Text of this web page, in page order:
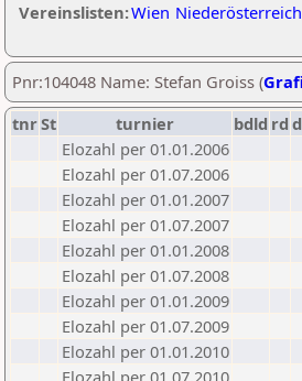
Vereinslisten:Wien Niederösterreich
Pnr:104048 Name: Stefan Groiss (
tnrSt turnier bdld rd
Elozahl per 01.01.2006
Elozahl per 01.07.2006
Elozahl per 01.01.2007
Elozahl per 01.07.2007
Elozahl per 01.01.2008
Elozahl per 01.07.2008
Elozahl per 01.01.2009
Elozahl per 01.07.2009
Elozahl per 01.01.2010
Elozahl per 01.07.2010